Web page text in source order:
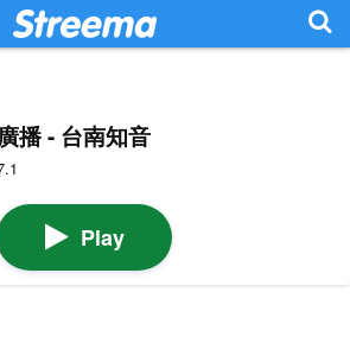
播 - 台南知音
Play